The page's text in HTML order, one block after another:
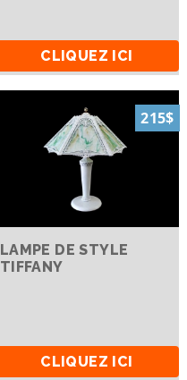
CLIQUEZ ICI
215$
LAMPE DE STYLE
TIFFANY
CLIQUEZ ICI